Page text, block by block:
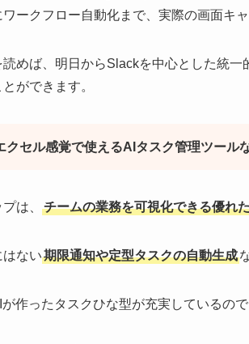
ークフロー自動化まで、実際の画面キ
読めば、明日からSlackを中心とした統
とができます。
クセル感覚で使えるAIタスク管理ツール
は、 チームの業務を可視化できる優れ
はない期限通知や定型タスクの自動生成
作ったタスクひな型が充実しているの